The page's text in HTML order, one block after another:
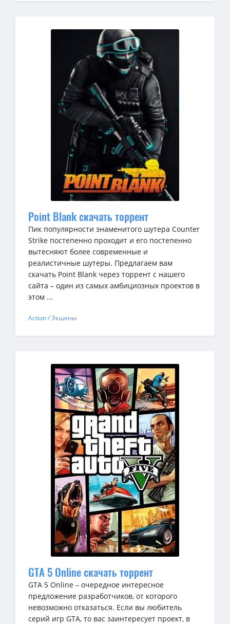
Point Blank скачать торрент
Пик популярности знаменитого шутера Counter
Strike постепенно проходит и его постепенно
вытесняют более современные и
реалистичные шутеры. Предлагаем вам
скачать Point Blank через торрент с нашего
сайта – один из самых амбициозных проектов в
этом ...
Action / Экшены
GTA 5 Online скачать торрент
GTA 5 Online – очередное интересное
предложение разработчиков, от которого
невозможно отказаться. Если вы любитель
серий игр GTA, то вас заинтересует проект, в